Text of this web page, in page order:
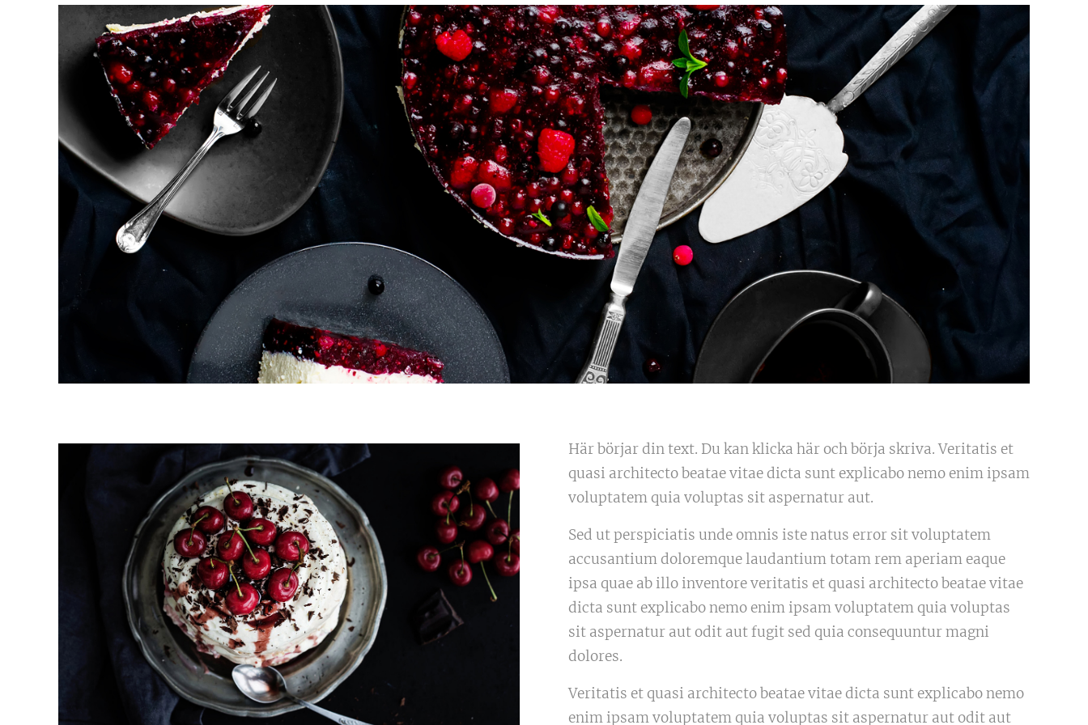
Här börjar din text. Du kan klicka här och börja skriva. Veritatis et
quasi architecto beatae vitae dicta sunt explicabo nemo enim ipsam
voluptatem quia voluptas sit aspernatur aut.
Sed ut perspiciatis unde omnis iste natus error sit voluptatem
accusantium doloremque laudantium totam rem aperiam eaque
ipsa quae ab illo inventore veritatis et quasi architecto beatae vitae
dicta sunt explicabo nemo enim ipsam voluptatem quia voluptas
sit aspernatur aut odit aut fugit sed quia consequuntur magni
dolores.
Veritatis et quasi architecto beatae vitae dicta sunt explicabo nemo
enim ipsam voluptatem quia voluptas sit aspernatur aut odit aut